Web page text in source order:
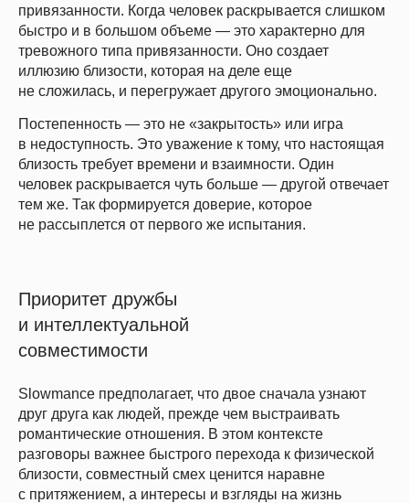
привязанности. Когда человек раскрывается слишком
быстро и в большом объеме — это характерно для
тревожного типа привязанности. Оно создает
иллюзию близости, которая на деле еще
не сложилась, и перегружает другого эмоционально.
Постепенность — это не «закрытость» или игра
в недоступность. Это уважение к тому, что настоящая
близость требует времени и взаимности. Один
человек раскрывается чуть больше — другой отвечает
тем же. Так формируется доверие, которое
не рассыплется от первого же испытания.
Приоритет дружбы
и интеллектуальной
совместимости
Slowmance предполагает, что двое сначала узнают
друг друга как людей, прежде чем выстраивать
романтические отношения. В этом контексте
разговоры важнее быстрого перехода к физической
близости, совместный смех ценится наравне
с притяжением, а интересы и взгляды на жизнь